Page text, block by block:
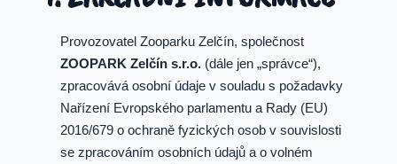
Provozovatel Zooparku Zelčín, společnost
ZOOPARK Zelčín s.r.o. (dále jen „správce“),
zpracovává osobní údaje v souladu s požadavky
Nařízení Evropského parlamentu a Rady (EU)
2016/679 o ochraně fyzických osob v souvislosti
se zpracováním osobních údajů a o volném